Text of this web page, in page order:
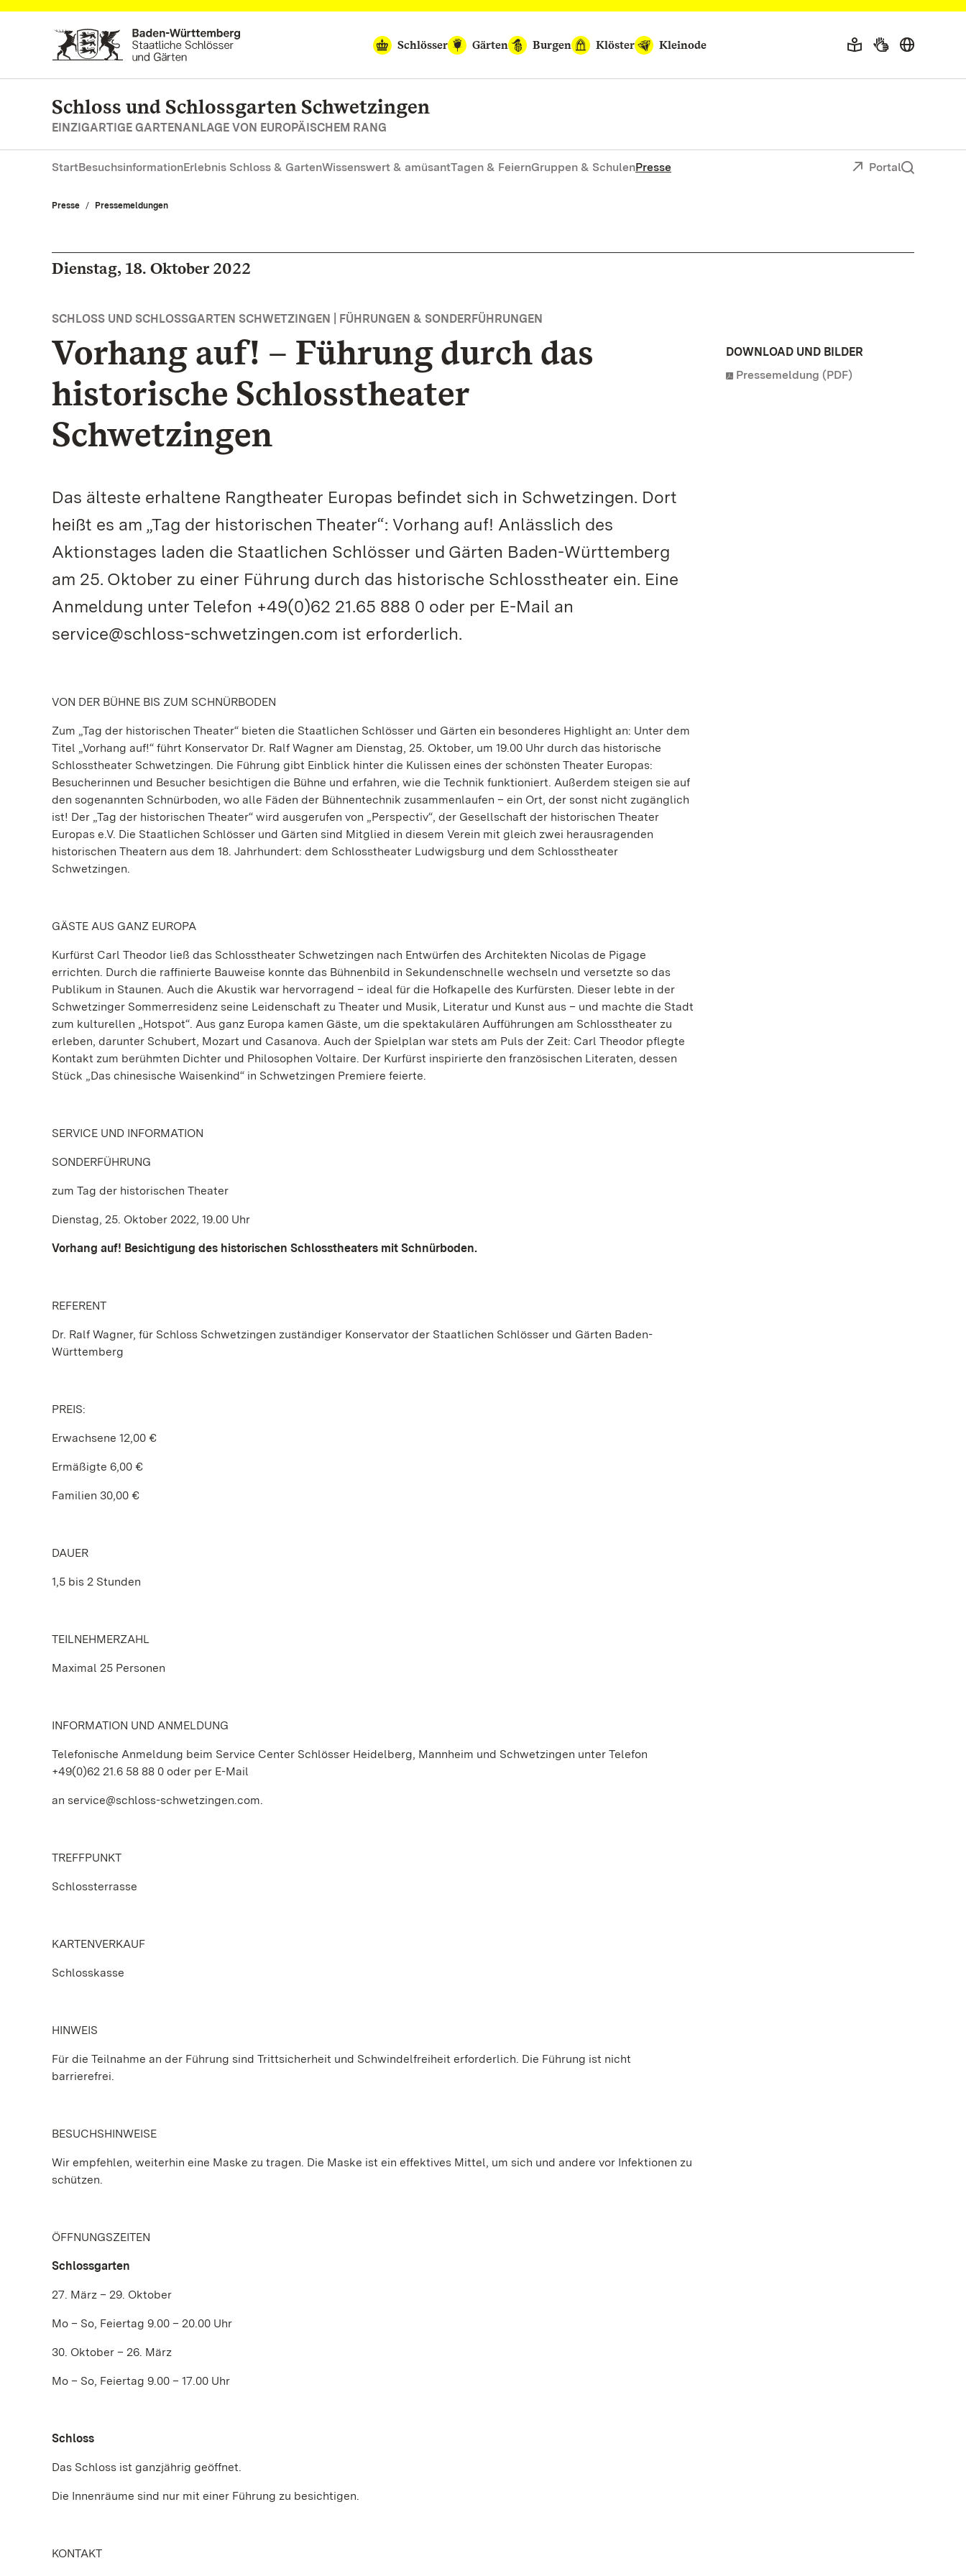
Zum Hauptinhalt springen
Schlösser
Gärten Burgen Klöster Kleinode
Schloss und Schlossgarten Schwetzingen
EINZIGARTIGE GARTENANLAGE VON EUROPÄISCHEM RANG
StartBesuchsinformationErlebnis Schloss & GartenWissenswert & amüsantTagen & FeiernGruppen & SchulenPresse Portal
Presse Pressemeldungen
Dienstag, 18. Oktober 2022
SCHLOSS UND SCHLOSSGARTEN SCHWETZINGEN | FÜHRUNGEN & SONDERFÜHRUNGEN
Vorhang auf! – Führung durch das
historische Schlosstheater
Schwetzingen
Das älteste erhaltene Rangtheater Europas befindet sich in Schwetzingen. Dort
heißt es am „Tag der historischen Theater“: Vorhang auf! Anlässlich des
Aktionstages laden die Staatlichen Schlösser und Gärten Baden-Württemberg
am 25. Oktober zu einer Führung durch das historische Schlosstheater ein. Eine
Anmeldung unter Telefon +49(0)62 21.65 888 0 oder per E-Mail an
service@schloss-schwetzingen.com ist erforderlich.
VON DER BÜHNE BIS ZUM SCHNÜRBODEN
Zum „Tag der historischen Theater“ bieten die Staatlichen Schlösser und Gärten ein besonderes Highlight an: Unter dem
Titel „Vorhang auf!“ führt Konservator Dr. Ralf Wagner am Dienstag, 25. Oktober, um 19.00 Uhr durch das historische
Schlosstheater Schwetzingen. Die Führung gibt Einblick hinter die Kulissen eines der schönsten Theater Europas:
Besucherinnen und Besucher besichtigen die Bühne und erfahren, wie die Technik funktioniert. Außerdem steigen sie auf
den sogenannten Schnürboden, wo alle Fäden der Bühnentechnik zusammenlaufen – ein Ort, der sonst nicht zugänglich
ist! Der „Tag der historischen Theater“ wird ausgerufen von „Perspectiv“, der Gesellschaft der historischen Theater
Europas e.V. Die Staatlichen Schlösser und Gärten sind Mitglied in diesem Verein mit gleich zwei herausragenden
historischen Theatern aus dem 18. Jahrhundert: dem Schlosstheater Ludwigsburg und dem Schlosstheater
Schwetzingen.
GÄSTE AUS GANZ EUROPA
Kurfürst Carl Theodor ließ das Schlosstheater Schwetzingen nach Entwürfen des Architekten Nicolas de Pigage
errichten. Durch die raffinierte Bauweise konnte das Bühnenbild in Sekundenschnelle wechseln und versetzte so das
Publikum in Staunen. Auch die Akustik war hervorragend – ideal für die Hofkapelle des Kurfürsten. Dieser lebte in der
Schwetzinger Sommerresidenz seine Leidenschaft zu Theater und Musik, Literatur und Kunst aus – und machte die Stadt
zum kulturellen „Hotspot“. Aus ganz Europa kamen Gäste, um die spektakulären Aufführungen am Schlosstheater zu
erleben, darunter Schubert, Mozart und Casanova. Auch der Spielplan war stets am Puls der Zeit: Carl Theodor pflegte
Kontakt zum berühmten Dichter und Philosophen Voltaire. Der Kurfürst inspirierte den französischen Literaten, dessen
Stück „Das chinesische Waisenkind“ in Schwetzingen Premiere feierte.
SERVICE UND INFORMATION
SONDERFÜHRUNG
zum Tag der historischen Theater
Dienstag, 25. Oktober 2022, 19.00 Uhr
Vorhang auf! Besichtigung des historischen Schlosstheaters mit Schnürboden.
REFERENT
Dr. Ralf Wagner, für Schloss Schwetzingen zuständiger Konservator der Staatlichen Schlösser und Gärten Baden-
Württemberg
PREIS:
Erwachsene 12,00 €
Ermäßigte 6,00 €
Familien 30,00 €
DAUER
1,5 bis 2 Stunden
TEILNEHMERZAHL
Maximal 25 Personen
INFORMATION UND ANMELDUNG
Telefonische Anmeldung beim Service Center Schlösser Heidelberg, Mannheim und Schwetzingen unter Telefon
+49(0)62 21.6 58 88 0 oder per E-Mail
an service@schloss-schwetzingen.com.
TREFFPUNKT
Schlossterrasse
KARTENVERKAUF
Schlosskasse
HINWEIS
Für die Teilnahme an der Führung sind Trittsicherheit und Schwindelfreiheit erforderlich. Die Führung ist nicht
barrierefrei.
BESUCHSHINWEISE
Wir empfehlen, weiterhin eine Maske zu tragen. Die Maske ist ein effektives Mittel, um sich und andere vor Infektionen zu
schützen.
ÖFFNUNGSZEITEN
Schlossgarten
27. März – 29. Oktober
Mo – So, Feiertag 9.00 – 20.00 Uhr
30. Oktober – 26. März
Mo – So, Feiertag 9.00 – 17.00 Uhr
Schloss
Das Schloss ist ganzjährig geöffnet.
Die Innenräume sind nur mit einer Führung zu besichtigen.
KONTAKT
DOWNLOAD UND BILDER
Pressemeldung (PDF)